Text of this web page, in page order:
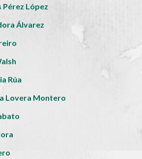
Pérez López
Álvarez
Rúa
Lovera Montero